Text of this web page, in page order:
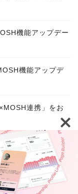
機能アップデー
機能アップデ
連携」をお
ウェビナー・イベント